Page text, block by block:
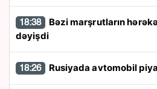
18:38
dəyişdi
18:26 Rusiyada avtomobil